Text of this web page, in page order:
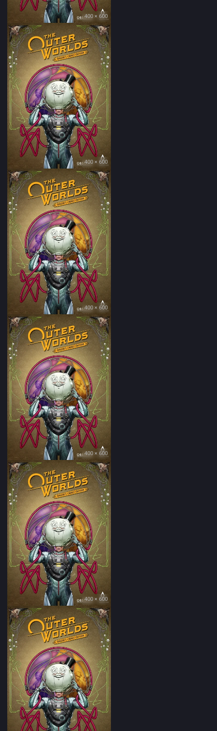
400 × 600
400 × 600
400 × 600
400 × 600
400 × 600